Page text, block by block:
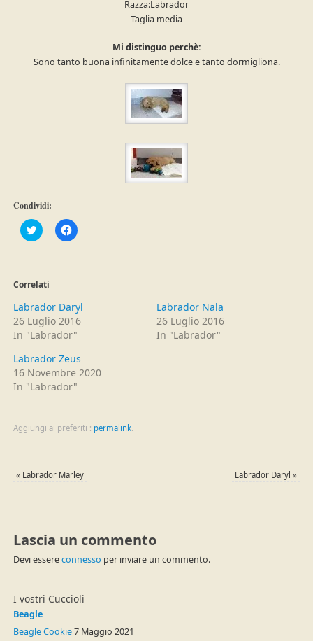
Razza:Labrador
Taglia media
Mi distinguo perchè:
Sono tanto buona infinitamente dolce e tanto dormigliona.
Condividi:
Fai
clic
su
Twitter
(Si
apre
in
una
nuova
finestra)
Fai
clic
una
nuova
finestra)
Correlati
Labrador Daryl
26 Luglio 2016
In "Labrador"
Labrador Nala
26 Luglio 2016
In "Labrador"
Labrador Zeus
16 Novembre 2020
In "Labrador"
Aggiungi ai preferiti : permalink.
« Labrador Marley Labrador Daryl»
Lascia un commento
Devi essereconnesso per inviare un commento.
I vostri Cuccioli
Beagle
Beagle Cookie7 Maggio 2021